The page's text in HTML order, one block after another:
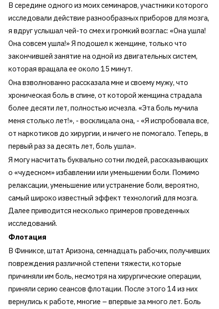
В середине одного из моих семинаров, участники которого
исследовали действие разнообразных приборов для мозга,
я вдруг услышал чей-то смех и громкий возглас: «Она ушла!
Она совсем ушла!» Я подошел к женщине, только что
закончившей занятие на одной из двигательных систем,
которая вращала ее около 15 минут.
Она взволнованно рассказала мне и своему мужу, что
хроническая боль в спине, от которой женщина страдала
более десяти лет, полностью исчезла. «Эта боль мучила
меня столько лет!», - восклицала она, - «Я испробовала все,
от наркотиков до хирургии, и ничего не помогало. Теперь, в
первый раз за десять лет, боль ушла».
Я могу насчитать буквально сотни людей, рассказывающих
о «чудесном» избавлении или уменьшении боли. Помимо
релаксации, уменьшение или устранение боли, вероятно,
самый широко известный эффект технологий для мозга.
Далее приводится несколько примеров проведенных
исследований.
Флотация
В Финиксе, штат Аризона, семнадцать рабочих, получивших
повреждения различной степени тяжести, которые
причиняли им боль, несмотря на хирургические операции,
приняли серию сеансов флотации. После этого 14 из них
вернулись к работе, многие – впервые за много лет. Боль